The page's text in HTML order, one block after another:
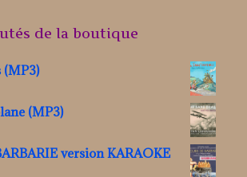
de la boutique
(MP3)
(MP3)
version KARAOKE